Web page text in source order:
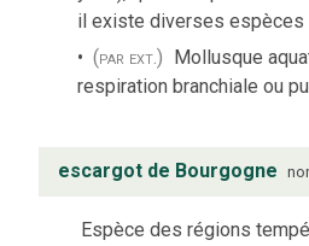
il existe diverses espèces
(par ext.) Mollusque
respiration branchiale ou
escargot de Bourgogne
Espèce des régions